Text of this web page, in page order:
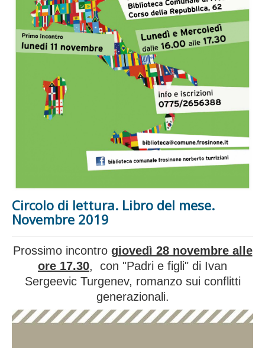
Circolo di lettura. Libro del mese.
Novembre 2019
Prossimo incontro giovedì 28 novembre alle
ore 17.30, con "Padri e figli" di Ivan
Sergeevic Turgenev, romanzo sui conflitti
generazionali.